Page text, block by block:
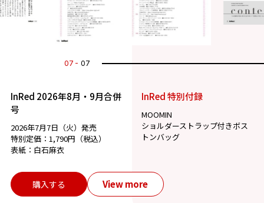
01 07
InRed 2026年8月・9月合併
号
2026年7月7日（火）発売
特別定価：1,790円（税込）
表紙：白石麻衣
InRed 特別付録
MOOMIN
ショルダーストラップ付きボス
トンバッグ
購入する View more